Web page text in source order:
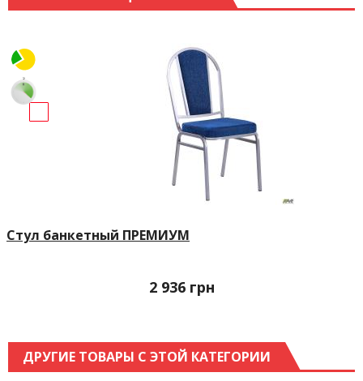
Стул банкетный ПРЕМИУМ
2 936 грн
ДРУГИЕ ТОВАРЫ С ЭТОЙ КАТЕГОРИИ